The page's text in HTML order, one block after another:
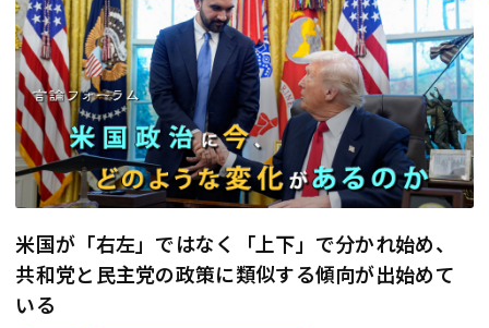
米国が「右左」ではなく「上下」で分かれ始め、
共和党と民主党の政策に類似する傾向が出始めて
いる